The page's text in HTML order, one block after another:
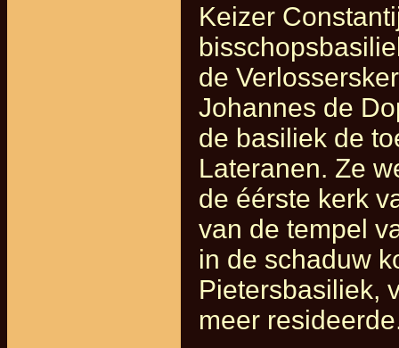
Keizer
de
Johannes de
de basiliek de
Lateranen. Ze
de éérste kerk
van de tempel
in de schaduw
Pietersbasiliek,
meer